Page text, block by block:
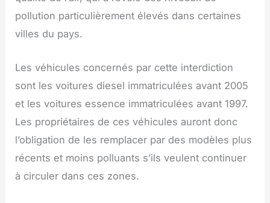
pollution particulièrement élevés dans certaines
villes du pays.
Les véhicules concernés par cette interdiction
sont les voitures diesel immatriculées avant 2005
et les voitures essence immatriculées avant 1997.
Les propriétaires de ces véhicules auront donc
l’obligation de les remplacer par des modèles plus
récents et moins polluants s’ils veulent continuer
à circuler dans ces zones.